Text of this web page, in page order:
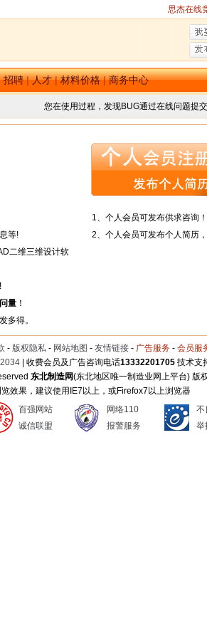
思杰在线
招聘|人才|材料价格|商务中心
您在使用过程，发现BUG通过在线问题提
等!
二维三维设计软
量！
多得。
1、个人会员可发布供求咨询！
2、个人会员可发布个人简历
- 版权隐私 - 网站地图 - 友情链接 - 广告服务 - 会员服
| 收费会员及广告咨询电话13332201705技术支
东北制造网(东北地区唯一制造业网上平台) 版
效果，建议使用IE7以上，或Firefox7以上浏览器
百强网站
诚信联盟
网络110
报警服务
不
举